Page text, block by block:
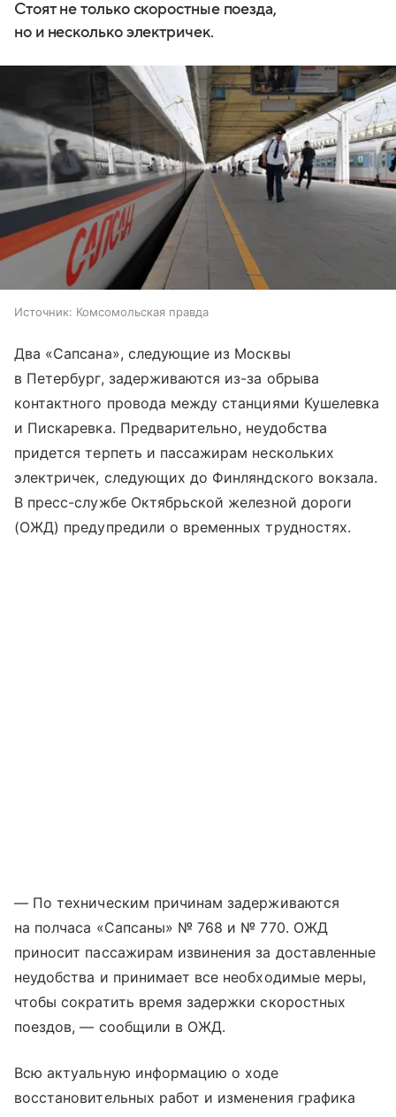
Стоят не только скоростные поезда,
но и несколько электричек.
Источник: Комсомольская правда
Два «Сапсана», следующие из Москвы
в Петербург, задерживаются из-за обрыва
контактного провода между станциями Кушелевка
и Пискаревка. Предварительно, неудобства
придется терпеть и пассажирам нескольких
электричек, следующих до Финляндского вокзала.
В пресс-службе Октябрьской железной дороги
(ОЖД) предупредили о временных трудностях.
— По техническим причинам задерживаются
на полчаса «Сапсаны» № 768 и № 770. ОЖД
приносит пассажирам извинения за доставленные
неудобства и принимает все необходимые меры,
чтобы сократить время задержки скоростных
поездов, — сообщили в ОЖД.
Всю актуальную информацию о ходе
восстановительных работ и изменения графика